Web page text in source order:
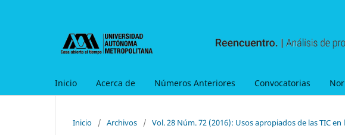
Inicio Acerca de Números Anteriores Convocatorias
Inicio / Archivos / Vol. 28 Núm. 72 (2016): Usos apropiados de las TIC en